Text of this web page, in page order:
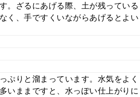
。ざるにあげる際、土が残っている
く、手ですくいながらあげるとよい
ぷりと溜まっています。水気をよく
いままですと、水っぽい仕上がりに